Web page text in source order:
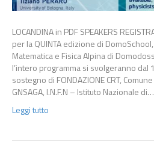
LOCANDINA in PDF SPEAKERS
per la QUINTA edizione di
Matematica e Fisica Alpina di
l’intero programma si svolgeranno dal
sostegno di FONDAZIONE CRT,
GNSAGA, I.N.F.N – Istituto Nazionale di…
Leggi tutto